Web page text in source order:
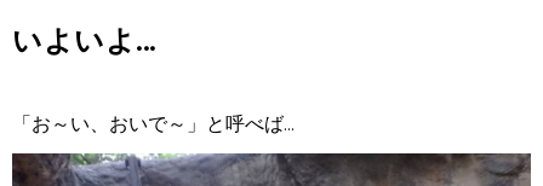
いよいよ...
「お～い、おいで～」と呼べば...